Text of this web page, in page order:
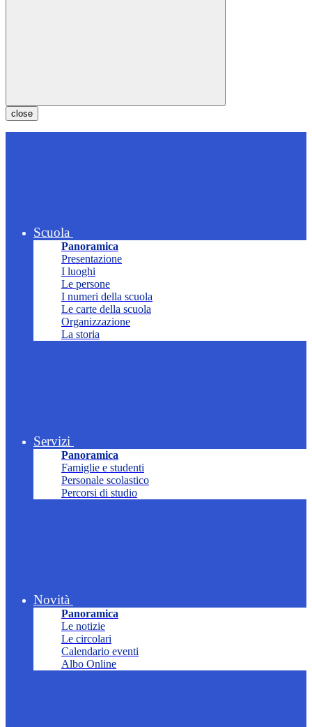
close
Scuola
Panoramica
Presentazione
I luoghi
Le persone
I numeri della scuola
Le carte della scuola
Organizzazione
La storia
Servizi
Panoramica
Famiglie e studenti
Personale scolastico
Percorsi di studio
Novità
Panoramica
Le notizie
Le circolari
Calendario eventi
Albo Online